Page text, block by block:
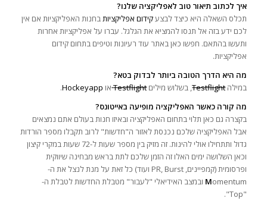
איך לכתוב תיאור טוב לאפליקציה שלנו?
תכלס השאלה היא כיצד לבצעקידום אפליקציותבחנות האפליקציות אם אין
לכם ידע בזה אל תנסו להמציא את הגלגל. עברו על אפליקציות אחרות
ותעשו בהתאם. חפשו כאן באתר עוד רעיונות וטיפים בתחום קידום
אפליקציות.
מה היא הדרך הטובה ביותר לבדוק בטא?
במילהTestflight, בשלוש מיליםTestflightאו Hockeyapp
.
מה קורה כאשר האפליקציה מופיעה באייטונס?
בקצרה גם כאן תלוי בתחום האפליקציה ובאיזו חנות בעולם אתם נמצאים
אבל האפליקציה שלכם נכנסת לאזור ה"חדשות" לרוב תקבלו מספר הורדות
גדול ותתחילו אולי להינות. זה מזיק בין מספר שעות ל-72 שעות במקרי קיצון
וכאן השלושה ימים האלו זה הזמן שלכם לתת בראש מבחינה שיווקית
ופרסומית (קמפיינים, PR, Burst ועוד) כל זאת על מנת לנצל את ה-
M omentum ובמצב האידיאלי "לעבור" מטבלת החדשות לטבלת ה-
"Top".